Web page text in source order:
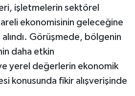
işletmelerin sektörel
ekonomisinin geleceğine
Görüşmede, bölgenin
daha etkin
yerel değerlerin ekonomik
konusunda fikir alışverişinde